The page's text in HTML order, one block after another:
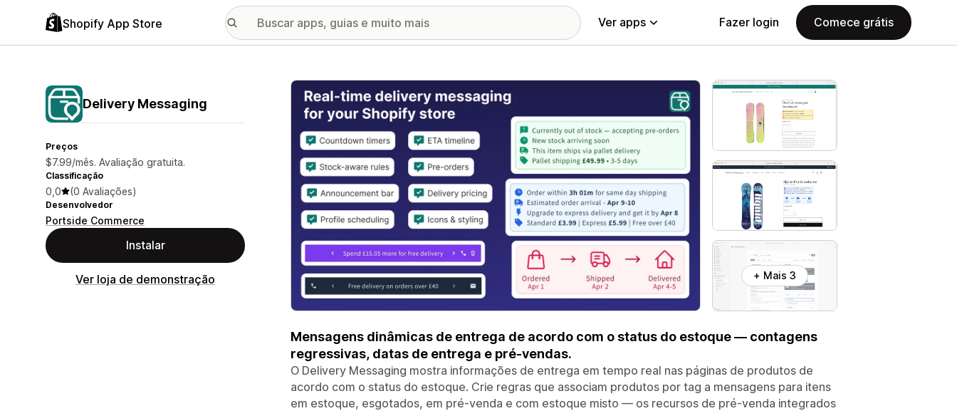
Shopify App Store Ver apps Fazer login Comece grátis
Delivery Messaging
Preços
$7.99/mês. Avaliação gratuita.
Classificação
0,0 (0 Avaliações)
Desenvolvedor
Portside Commerce
Instalar
Ver loja de demonstração
Galeria de imagens em destaque
+ Mais 3
Mensagens dinâmicas de entrega de acordo com o status do estoque — contagens
regressivas, datas de entrega e pré-vendas.
O Delivery Messaging mostra informações de entrega em tempo real nas páginas de produtos de
acordo com o status do estoque. Crie regras que associam produtos por tag a mensagens para itens
em estoque, esgotados, em pré-venda e com estoque misto — os recursos de pré-venda integrados